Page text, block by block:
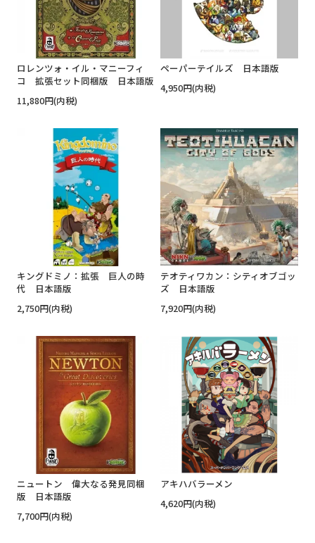
ロレンツォ・イル・マニーフィ
コ 拡張セット同梱版 日本語版
11,880円(内税)
ペーパーテイルズ 日本語版
4,950円(内税)
キングドミノ：拡張 巨人の時
代 日本語版
2,750円(内税)
テオティワカン：シティオブゴッ
ズ 日本語版
7,920円(内税)
ニュートン 偉大なる発見同梱
版 日本語版
7,700円(内税)
アキハバラーメン
4,620円(内税)